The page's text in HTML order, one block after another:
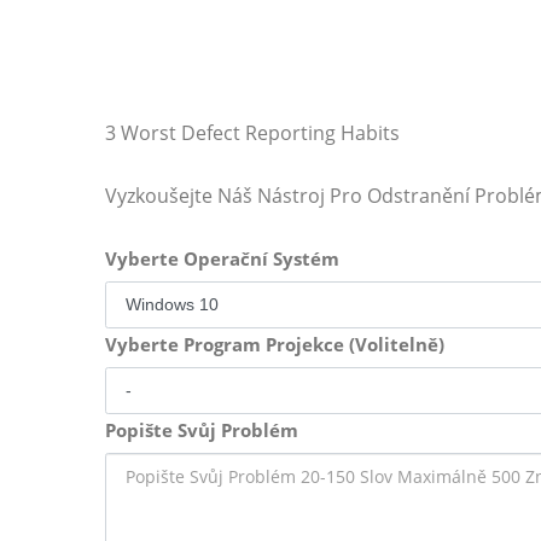
3 Worst Defect Reporting Habits
Vyzkoušejte Náš Nástroj Pro Odstranění
Vyberte Operační Systém
Vyberte Program Projekce (Volitelně)
Popište Svůj Problém